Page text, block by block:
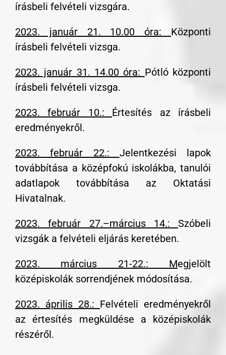
írásbeli felvételi vizsgára.
2023. január 21. 10.00 óra: Központi
írásbeli felvételi vizsga.
2023. január 31. 14.00 óra: Pótló központi
írásbeli felvételi vizsga.
2023. február 10.: Értesítés az írásbeli
eredményekről.
2023. február 22.: Jelentkezési lapok
továbbítása a középfokú iskolákba, tanulói
adatlapok továbbítása az Oktatási
Hivatalnak.
2023. február 27.–március 14.: Szóbeli
vizsgák a felvételi eljárás keretében.
2023. március 21-22.: Megjelölt
középiskolák sorrendjének módosítása.
2023. április 28.: Felvételi eredményekről
az értesítés megküldése a középiskolák
részéről.